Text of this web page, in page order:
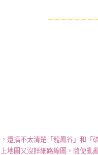
－－－－－－－
搞不太清楚「龍鳳谷」和「
地圖又沒詳細路線圖，隨便